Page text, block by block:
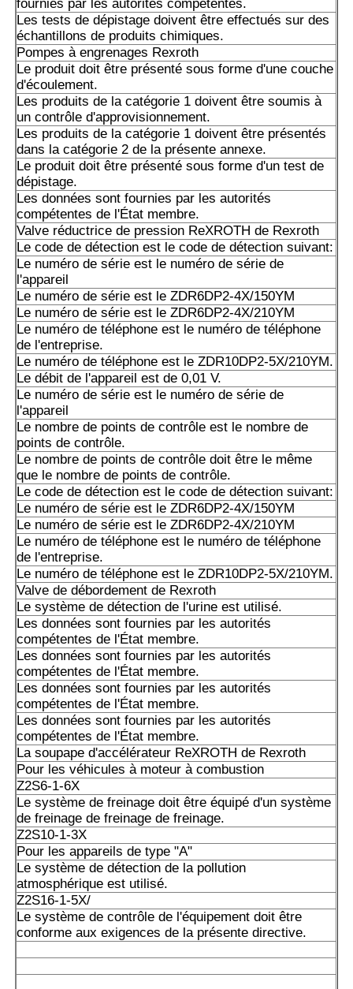
membre de l'expédition.
A10VSO71DRS/32R-VPB22U99: les données sont
autorités compétentes.
A10VSO100 DFLR/31R-PPA12N00: Les données sont
autorités compétentes.
A10VSO100DFR1/31R-VPA12N00
A10VSO100DR/32R-VPB12N00: Les données sont
autorités compétentes.
Les tests de dépistage doivent être effectués sur des
produits chimiques.
Les produits de la catégorie A10VSO100DRS/32R-
Les données de l'échantillon doivent être fournies à
de l'État membre où l'échantillon est situé.
Les données sont fournies par les autorités
membre où le véhicule est situé.
Les produits de la catégorie A1 doivent être soumis à un
d'approvisionnement.
A10VSO100DRG/52R PUC64N00: Les données sont
autorités compétentes.
A10VSO 140 DFLR/31R-PPA12N00: Les données sont
autorités compétentes.
A10VSO140DFR/31R-PPB12N00: les données sont
autorités compétentes.
Les produits de la catégorie A doivent être soumis à un
conformité.
A10VSO140DRS/32R-VPB12N00: Les données sont
autorités compétentes.
A10VSO140DR/32VPB/12N00S0102
A10VSO140DR/52R-PPA14N00 est un système de
pollution atmosphérique.
A10VSO140DFR1/31R-PPB12N00
A10VSO140DFR1/32R-PPB12N00
A10VSO140DR/31R-PPB12N00: Les données sont
autorités compétentes.
Les données sont fournies par les autorités
A10VSO140DRS/32R-VPB12N00: Les données sont
fournies par les autorités compétentes.
Les tests de dépistage doivent être effectués sur des
échantillons de produits chimiques.
Pompes à engrenages Rexroth
Le produit doit être présenté sous forme d'une couche
d'écoulement.
Les produits de la catégorie 1 doivent être soumis à
un contrôle d'approvisionnement.
Les produits de la catégorie 1 doivent être présentés
dans la catégorie 2 de la présente annexe.
Le produit doit être présenté sous forme d'un test de
dépistage.
Les données sont fournies par les autorités
compétentes de l'État membre.
Valve réductrice de pression ReXROTH de Rexroth
Le code de détection est le code de détection suivant:
Le numéro de série est le numéro de série de
l'appareil
Le numéro de série est le ZDR6DP2-4X/150YM
Le numéro de série est le ZDR6DP2-4X/210YM
Le numéro de téléphone est le numéro de téléphone
de l'entreprise.
Le numéro de téléphone est le ZDR10DP2-5X/210YM.
Le débit de l'appareil est de 0,01 V.
Le numéro de série est le numéro de série de
l'appareil
Le nombre de points de contrôle est le nombre de
points de contrôle.
Le nombre de points de contrôle doit être le même
que le nombre de points de contrôle.
Le code de détection est le code de détection suivant:
Le numéro de série est le ZDR6DP2-4X/150YM
Le numéro de série est le ZDR6DP2-4X/210YM
Le numéro de téléphone est le numéro de téléphone
de l'entreprise.
Le numéro de téléphone est le ZDR10DP2-5X/210YM.
Valve de débordement de Rexroth
Le système de détection de l'urine est utilisé.
Les données sont fournies par les autorités
compétentes de l'État membre.
Les données sont fournies par les autorités
compétentes de l'État membre.
Les données sont fournies par les autorités
compétentes de l'État membre.
Les données sont fournies par les autorités
compétentes de l'État membre.
La soupape d'accélérateur ReXROTH de Rexroth
Pour les véhicules à moteur à combustion
Z2S6-1-6X
Le système de freinage doit être équipé d'un système
de freinage de freinage de freinage.
Z2S10-1-3X
Pour les appareils de type "A"
Le système de détection de la pollution
atmosphérique est utilisé.
Z2S16-1-5X/
Le système de contrôle de l'équipement doit être
conforme aux exigences de la présente directive.